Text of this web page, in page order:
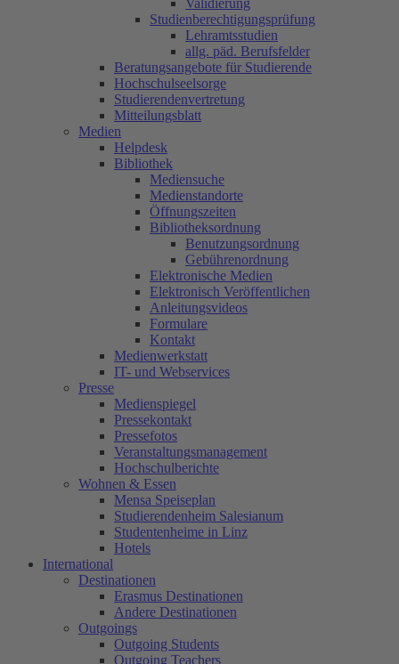
Validierung
Studienberechtigungsprüfung
Lehramtsstudien
allg. päd. Berufsfelder
Beratungsangebote für Studierende
Hochschulseelsorge
Studierendenvertretung
Mitteilungsblatt
Medien
Helpdesk
Bibliothek
Mediensuche
Medienstandorte
Öffnungszeiten
Bibliotheksordnung
Benutzungsordnung
Gebührenordnung
Elektronische Medien
Elektronisch Veröffentlichen
Anleitungsvideos
Formulare
Kontakt
Medienwerkstatt
IT- und Webservices
Presse
Medienspiegel
Pressekontakt
Pressefotos
Veranstaltungsmanagement
Hochschulberichte
Wohnen & Essen
Mensa Speiseplan
Studierendenheim Salesianum
Studentenheime in Linz
Hotels
International
Destinationen
Erasmus Destinationen
Andere Destinationen
Outgoings
Outgoing Students
Outgoing Teachers